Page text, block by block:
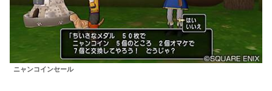
ニャンコインセール